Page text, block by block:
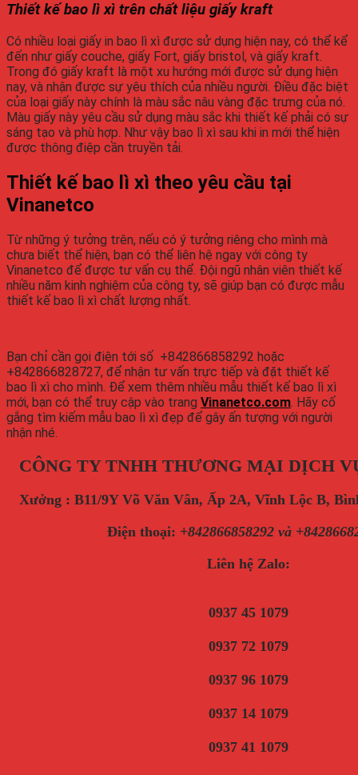
Thiết kế bao lì xì trên chất liệu giấy kraft
Có nhiều loại giấy in bao lì xì được sử dụng hiện nay, có thể kể
đến như giấy couche, giấy Fort, giấy bristol, và giấy kraft.
Trong đó giấy kraft là một xu hướng mới được sử dụng hiện
nay, và nhận được sự yêu thích của nhiều người. Điều đặc biệt
của loại giấy này chính là màu sắc nâu vàng đặc trưng của nó.
Màu giấy này yêu cầu sử dụng màu sắc khi thiết kế phải có sự
sáng tạo và phù hợp. Như vậy bao lì xì sau khi in mới thể hiện
được thông điệp cần truyền tải.
Thiết kế bao lì xì theo yêu cầu tại
Vinanetco
Từ những ý tưởng trên, nếu có ý tưởng riêng cho mình mà
chưa biết thể hiện, bạn có thể liên hệ ngay với công ty
Vinanetco để được tư vấn cụ thể. Đội ngũ nhân viên thiết kế
nhiều năm kinh nghiệm của công ty, sẽ giúp bạn có được mẫu
thiết kế bao lì xì chất lượng nhất.
Bạn chỉ cần gọi điện tới số +842866858292 hoặc
+842866828727, để nhận tư vấn trực tiếp và đặt thiết kế
bao lì xì cho mình. Để xem thêm nhiều mẫu thiết kế bao lì xì
mới, bạn có thể truy cập vào trang Vinanetco.com. Hãy cố
gắng tìm kiếm mẫu bao lì xì đẹp để gây ấn tượng với người
nhận nhé.
CÔNG TY TNHH THƯƠNG MẠI DỊCH
Xưởng : B11/9Y Võ Văn Vân, Ấp 2A, Vĩnh Lộc B,
Điện thoại: +842866858292 và
Liên hệ Zalo:
0937 45 1079
0937 72 1079
0937 96 1079
0937 14 1079
0937 41 1079